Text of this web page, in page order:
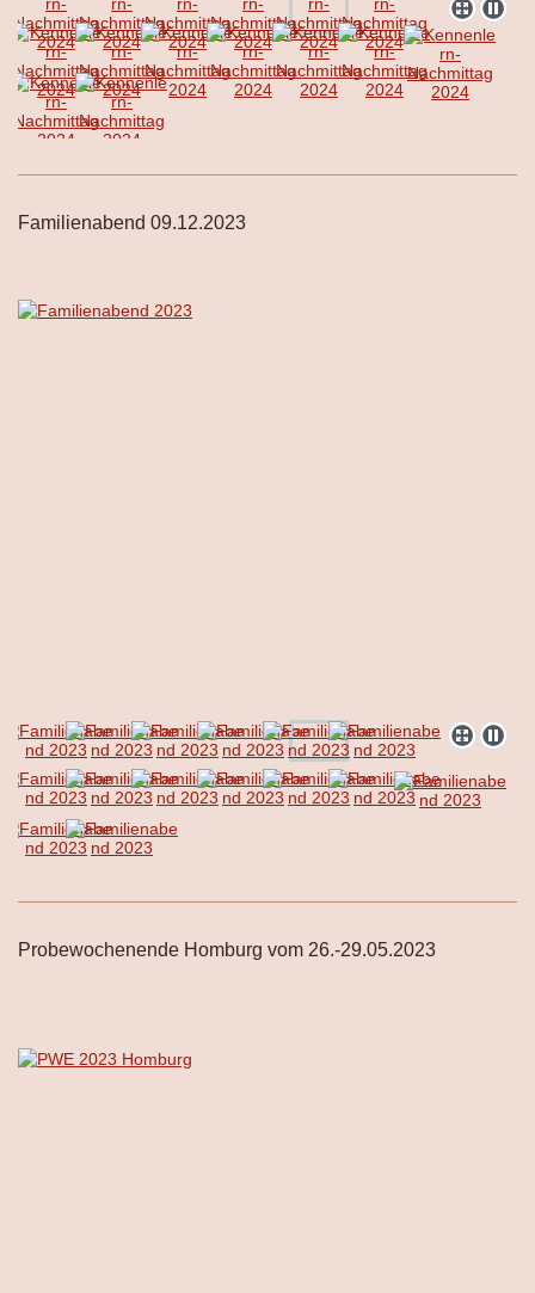
Familienabend 09.12.2023
Probewochenende Homburg vom 26.-29.05.2023